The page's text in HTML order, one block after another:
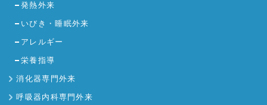
発熱外来
いびき・睡眠外来
アレルギー
栄養指導
消化器専門外来
呼吸器内科専門外来